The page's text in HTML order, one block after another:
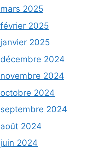
mars 2025
février 2025
janvier 2025
décembre 2024
novembre 2024
octobre 2024
septembre 2024
août 2024
juin 2024